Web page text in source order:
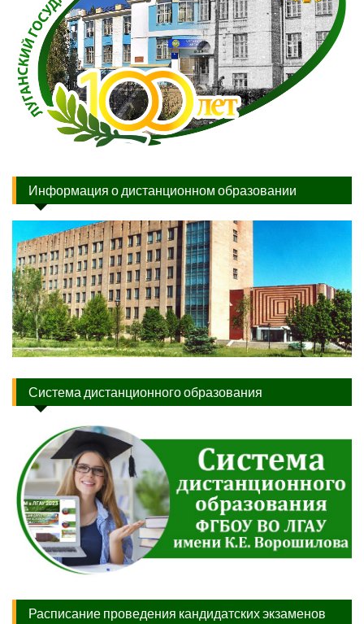
Информация о дистанционном образовании
Система дистанционного образования
Расписание проведения кандидатских экзаменов